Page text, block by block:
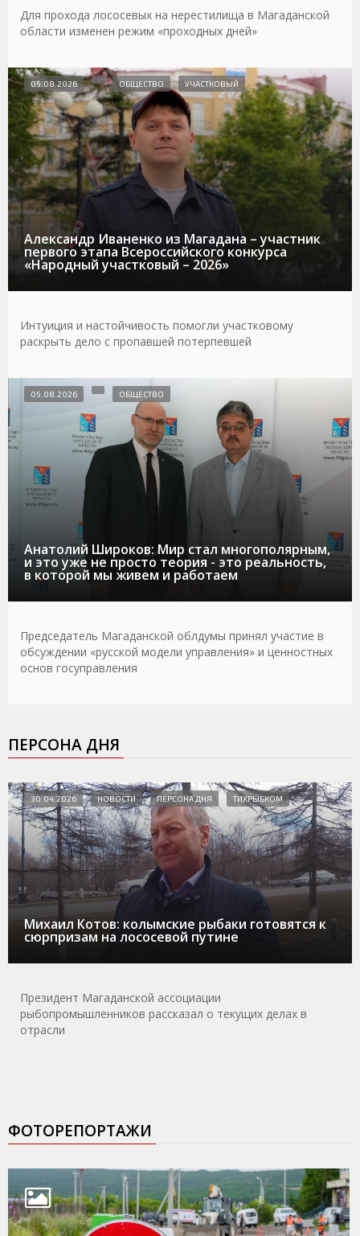
Для прохода лососевых на нерестилища в Магаданской
области изменен режим «проходных дней»
Александр Иваненко из Магадана – участник
первого этапа Всероссийского конкурса
«Народный участковый – 2026»
05.08.2026 ОБЩЕСТВО УЧАСТКОВЫЙ
Интуиция и настойчивость помогли участковому
раскрыть дело с пропавшей потерпевшей
Анатолий Широков: Мир стал многополярным,
и это уже не просто теория - это реальность,
в которой мы живем и работаем
05.08.2026 ОБЩЕСТВО
Председатель Магаданской облдумы принял участие в
обсуждении «русской модели управления» и ценностных
основ госуправления
ПЕРСОНА ДНЯ
Михаил Котов: колымские рыбаки готовятся к
сюрпризам на лососевой путине
30.04.2026 НОВОСТИ ПЕРСОНА ДНЯ ТИХРЫБКОМ
Президент Магаданской ассоциации
рыбопромышленников рассказал о текущих делах в
отрасли
ФОТОРЕПОРТАЖИ